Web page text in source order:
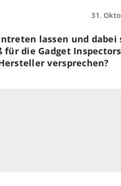
31.
lassen und dabei
die Gadget
versprechen?